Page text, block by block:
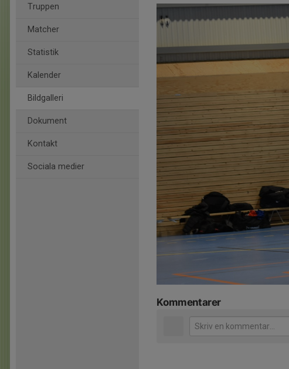
Truppen
Matcher
Statistik
Kalender
Bildgalleri
Dokument
Kontakt
Sociala medier
Kommentarer